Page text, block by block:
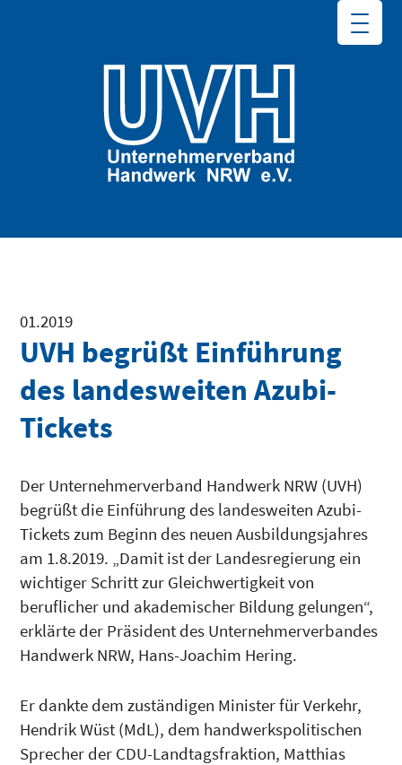
01.2019
UVH begrüßt Einführung
des landesweiten Azubi-
Tickets
Der Unternehmerverband Handwerk NRW (UVH)
begrüßt die Einführung des landesweiten Azubi-
Tickets zum Beginn des neuen Ausbildungsjahres
am 1.8.2019. „Damit ist der Landesregierung ein
wichtiger Schritt zur Gleichwertigkeit von
beruflicher und akademischer Bildung gelungen“,
erklärte der Präsident des Unternehmerverbandes
Handwerk NRW, Hans-Joachim Hering.
Er dankte dem zuständigen Minister für Verkehr,
Hendrik Wüst (MdL), dem handwerkspolitischen
Sprecher der CDU-Landtagsfraktion, Matthias